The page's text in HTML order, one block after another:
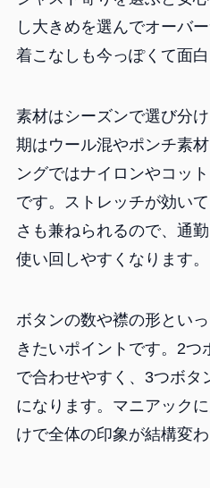
し大きめを選んでオーバ
着こなしも今っぽくて面白
素材はシーズンで選び分
期はウール混やポンチ素
ングではナイロンやコッ
です。ストレッチが効い
さも兼ねられるので、通
使い回しやすくなります。
ボタンの数や襟の形とい
きたいポイントです。2つ
で合わせやすく、3つボタ
になります。マニアック
けで全体の印象が結構変わ